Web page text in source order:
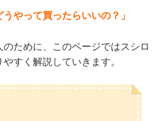
うやって買ったらいいの？」
ために、このページではスシロ
すく解説していきます。